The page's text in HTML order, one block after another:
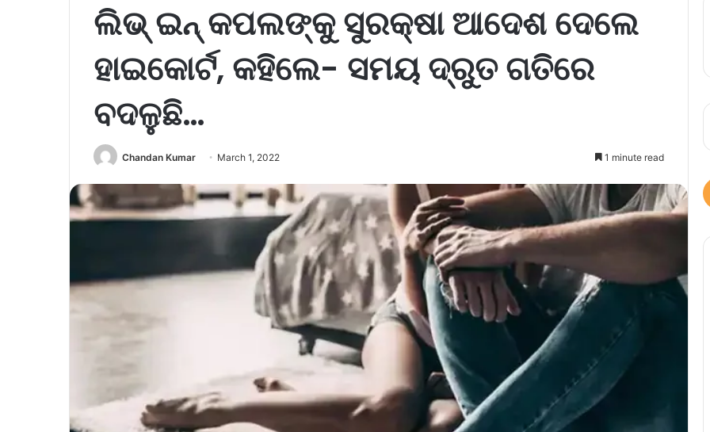
ଲିଭ୍ ଇନ୍ କପଲଙ୍କୁ ସୁରକ୍ଷା ଆଦେଶ ଦେଲେ
ହାଇକୋର୍ଟ, କହିଲେ- ସମୟ ଦ୍ରୁତ ଗତିରେ
ବଦଳୁଛି…
Chandan Kumar March 1, 2022 1 minute read